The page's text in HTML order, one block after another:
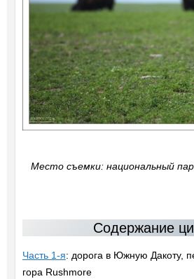
Место съемки: национальный
Содержание
Часть 1-я: дорога в Южную Дакоту,
гора Rushmore